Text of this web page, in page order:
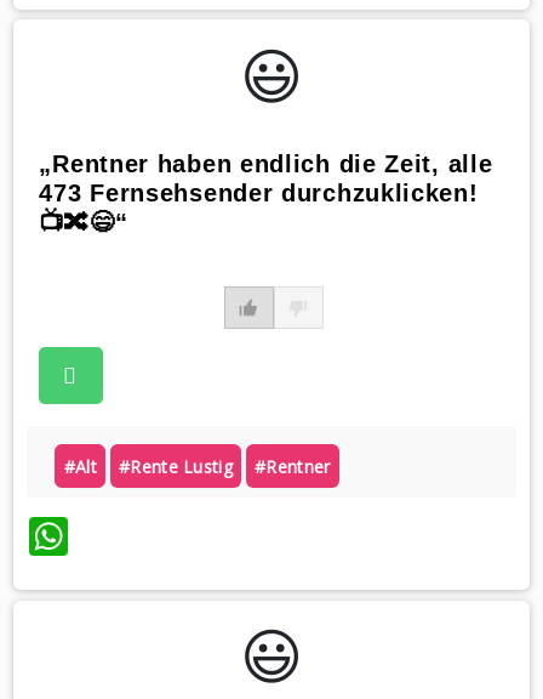
😃️
„Rentner haben endlich die Zeit, alle
473 Fernsehsender durchzuklicken!
📺🔀😄“
#alt #rente Lustig #rentner
WhatsApp
😃️